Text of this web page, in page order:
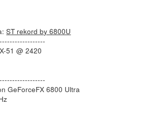
ST rekord by 6800U
51 @ 2420
GeForceFX 6800 Ultra